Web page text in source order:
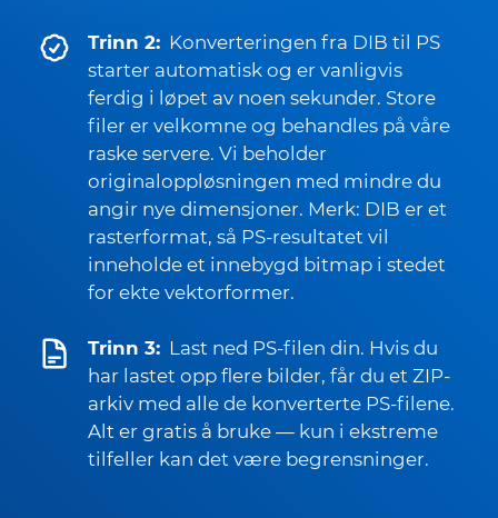
Trinn 2: Konverteringen fra DIB til PS
starter automatisk og er vanligvis
ferdig i løpet av noen sekunder. Store
filer er velkomne og behandles på våre
raske servere. Vi beholder
originaloppløsningen med mindre du
angir nye dimensjoner. Merk: DIB er et
rasterformat, så PS-resultatet vil
inneholde et innebygd bitmap i stedet
for ekte vektorformer.
Trinn 3: Last ned PS-filen din. Hvis du
har lastet opp flere bilder, får du et ZIP-
arkiv med alle de konverterte PS-filene.
Alt er gratis å bruke — kun i ekstreme
tilfeller kan det være begrensninger.